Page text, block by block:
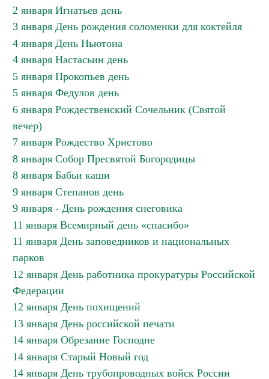
2 января Игнатьев день
3 января День рождения соломенки для коктейля
4 января День Ньютона
4 января Настасьин день
5 января Прокопьев день
5 января Федулов день
6 января Рождественский Сочельник (Святой
вечер)
7 января Рождество Христово
8 января Собор Пресвятой Богородицы
8 января Бабьи каши
9 января Степанов день
9 января - День рождения снеговика
11 января Всемирный день «спасибо»
11 января День заповедников и национальных
парков
12 января День работника прокуратуры Российской
Федерации
12 января День похищений
13 января День российской печати
14 января Обрезание Господне
14 января Старый Новый год
14 января День трубопроводных войск России